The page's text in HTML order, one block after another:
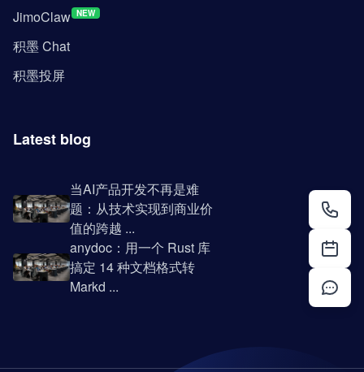
JimoClaw NEW
积墨 Chat
积墨投屏
Latest blog
当AI产品开发不再是难
题：从技术实现到商业价
值的跨越 ...
anydoc：用一个 Rust 库
搞定 14 种文档格式转
Markd ...